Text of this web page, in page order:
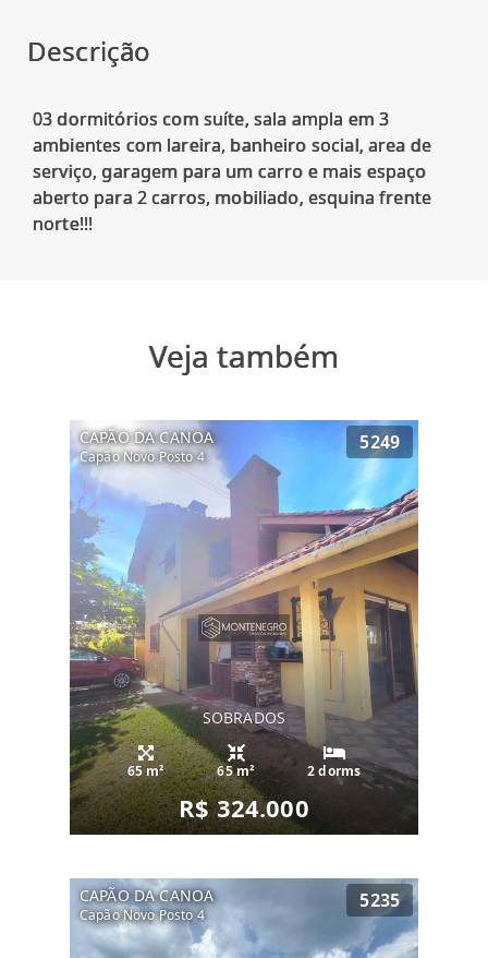
Descrição
03 dormitórios com suíte, sala ampla em 3
ambientes com lareira, banheiro social, area de
serviço, garagem para um carro e mais espaço
aberto para 2 carros, mobiliado, esquina frente
Veja também
CAPÃO DA CANOA
Capão Novo Posto 4
5249
SOBRADOS
65 m² 65 m² 2 dorms
R$ 324.000
CAPÃO DA CANOA
Capão Novo Posto 4
5235